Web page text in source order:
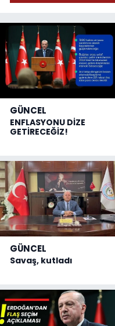
GÜNCEL
ENFLASYONU DİZE
GETİRECEĞİZ!
GÜNCEL
Savaş, kutladı